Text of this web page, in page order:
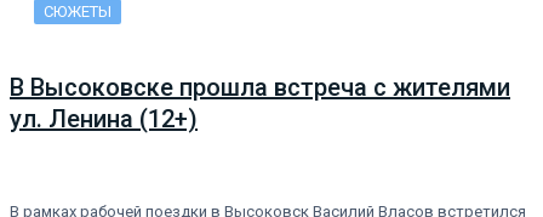
СЮЖЕТЫ
В Высоковске прошла встреча с жителями
ул. Ленина (12+)
В рамках рабочей поездки в Высоковск Василий Власов встретился